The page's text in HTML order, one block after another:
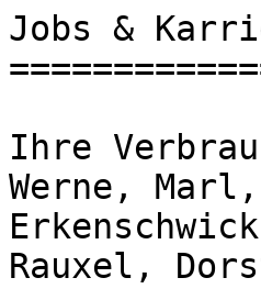
Jobs &
Ihre
Werne,
Rauxel,